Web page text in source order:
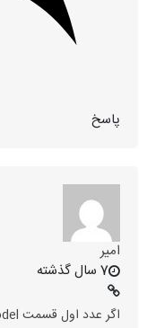
پاسخ
امیر
7 سال گذشته
اگر عدد اول قسمت model حرف f باشه رفرشه و اگر mباشه اورجیناله